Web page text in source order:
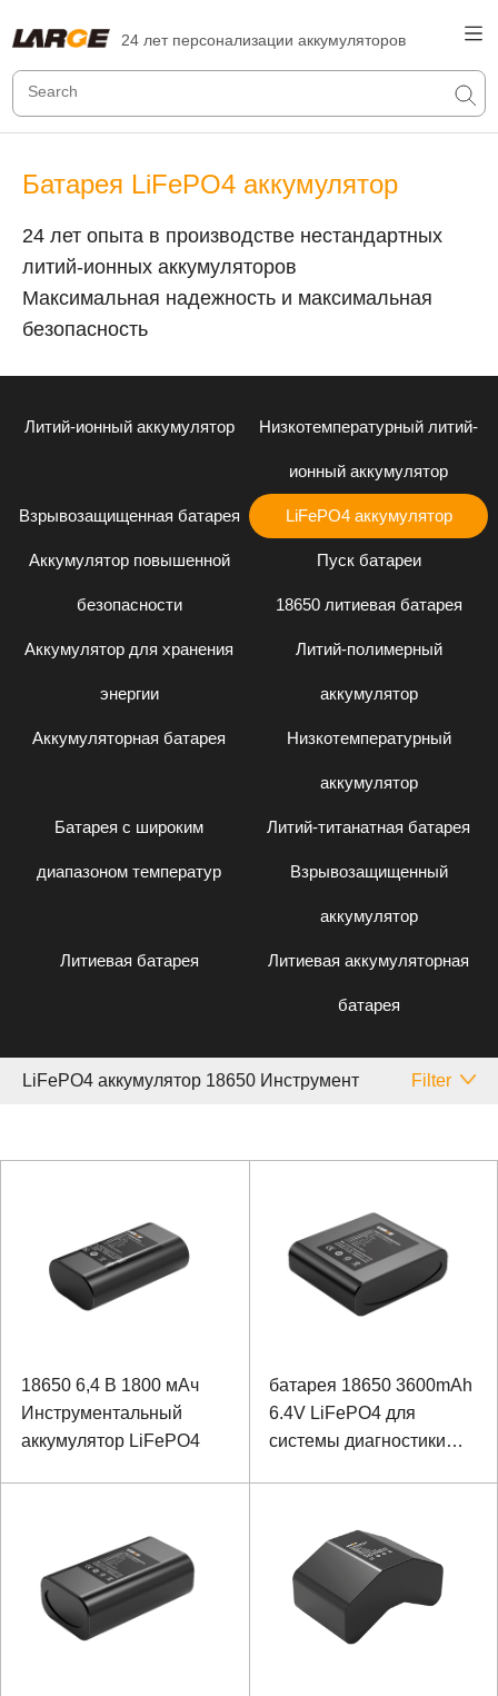
24 лет персонализации аккумуляторов
Батарея LiFePO4 аккумулятор
24 лет опыта в производстве нестандартных
литий-ионных аккумуляторов
Максимальная надежность и максимальная
безопасность
Литий-ионный аккумулятор Низкотемпературный литий-
ионный аккумулятор
Взрывозащищенная батарея LiFePO4 аккумулятор
Аккумулятор повышенной
безопасности
Пуск батареи
18650 литиевая батарея
Аккумулятор для хранения
энергии
Литий-полимерный
аккумулятор
Аккумуляторная батарея Низкотемпературный
аккумулятор
Батарея с широким
диапазоном температур
Литий-титанатная батарея
Взрывозащищенный
аккумулятор
Литиевая батарея Литиевая аккумуляторная
батарея
LiFePO4 аккумулятор 18650 Инструмент Filter
18650 6,4 В 1800 мАч
Инструментальный
аккумулятор LiFePO4
батарея 18650 3600mAh
6.4V LiFePO4 для
системы диагностики